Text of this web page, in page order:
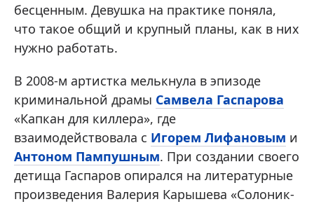
бесценным. Девушка на практике поняла,
что такое общий и крупный планы, как в них
нужно работать.
В 2008-м артистка мелькнула в эпизоде
криминальной драмы Самвела Гаспарова
«Капкан для киллера», где
взаимодействовала с Игорем Лифановым и
Антоном Пампушным. При создании своего
детища Гаспаров опирался на литературные
произведения Валерия Карышева «Солоник-